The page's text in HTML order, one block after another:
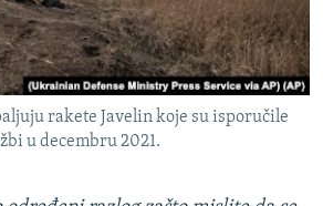
rakete Javelin koje su isporučile
u decembru 2021.